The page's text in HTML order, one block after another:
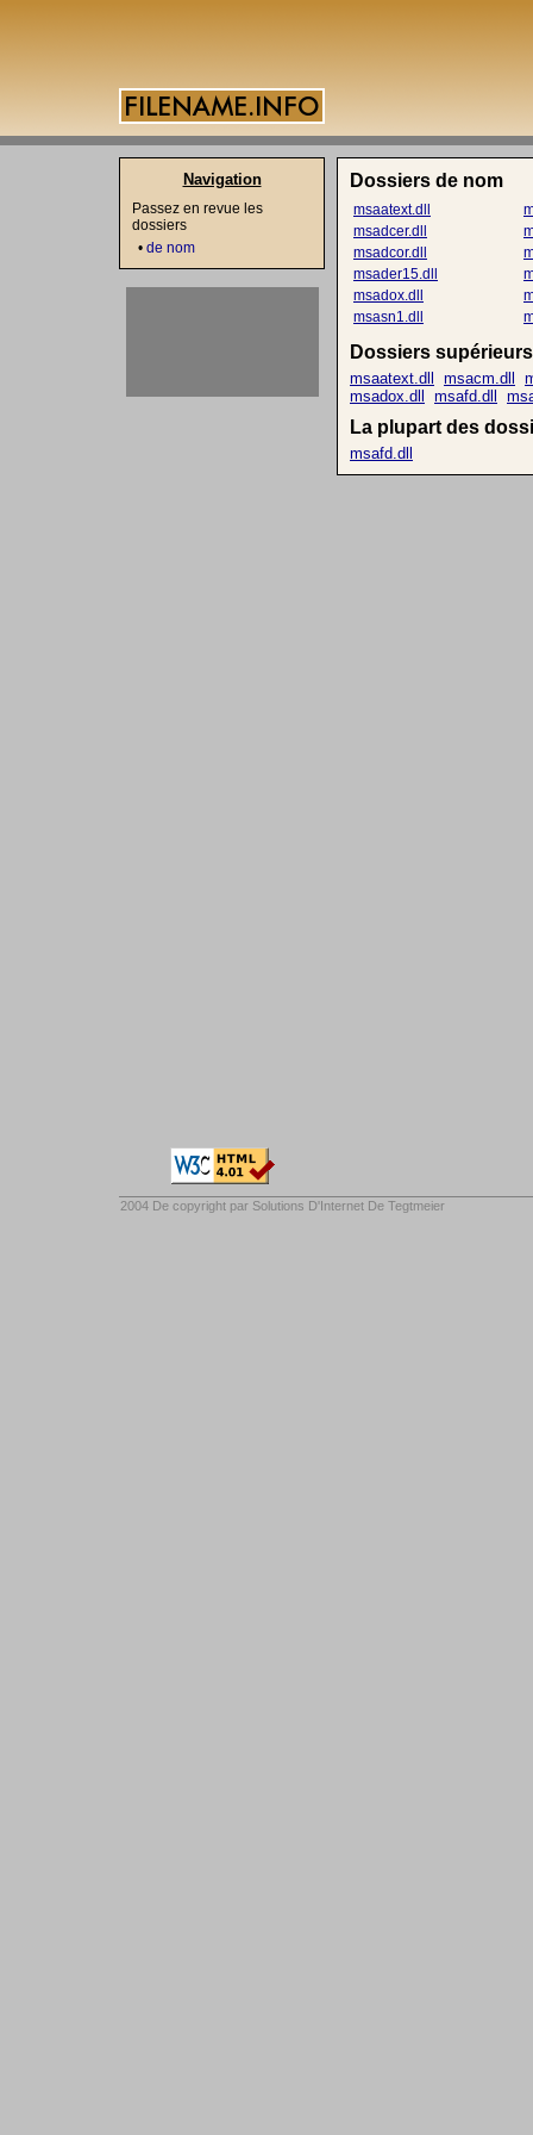
Dossiers de nom
msaatext.dll
msadcer.dll
msadcor.dll
msader15.dll
msadox.dll
msasn1.dll
Dossiers
msaatext.dll msacm.dll
msadox.dll msafd.dll
La plupart des
msafd.dll
Navigation
Passez en revue les
dossiers
• de nom
2004 De copyright par Solutions D'Internet De Tegtmeier